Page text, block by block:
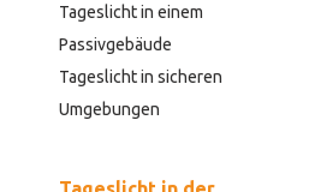
Tageslicht in einem
Passivgebäude
Tageslicht in sicheren
Umgebungen